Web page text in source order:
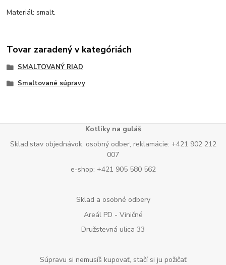
Materiál: smalt.
Tovar zaradený v kategóriách
SMALTOVANÝ RIAD
Smaltované súpravy
Kotlíky na guláš
Sklad,stav objednávok, osobný odber, reklamácie: +421 902 212
007
e-shop: +421 905 580 562
Sklad a osobné odbery
Areál PD - Viničné
Družstevná ulica 33
Súpravu si nemusíš kupovať, stačí si ju požičať